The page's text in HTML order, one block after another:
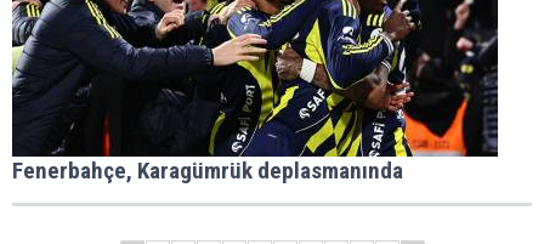
Fenerbahçe, Karagümrük deplasmanında